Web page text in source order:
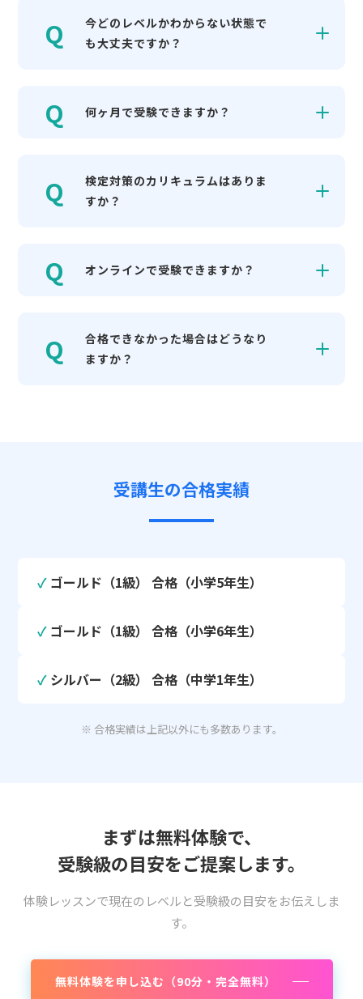
今どのレベルかわからない状態で
も大丈夫ですか？
何ヶ月で受験できますか？
検定対策のカリキュラムはありま
すか？
オンラインで受験できますか？
合格できなかった場合はどうなり
ますか？
受講生の合格実績
ゴールド（1級） 合格（小学5年生）
ゴールド（1級） 合格（小学6年生）
シルバー（2級） 合格（中学1年生）
※ 合格実績は上記以外にも多数あります。
まずは無料体験で、
受験級の目安をご提案します。
体験レッスンで現在のレベルと受験級の目安をお伝えしま
す。
無料体験を申し込む（90分・完全無料）